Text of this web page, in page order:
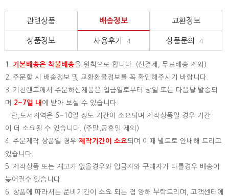
관련상품 배송정보 교환정보
상품정보 사용후기 4 상품문의 4
1. 기본배송은 착불배송을 원칙으로 합니다. (선결제, 무료배송 제외)
2. 주문할 시 배송정보 및 교환환불정보를 꼭 확인해주시기 바랍니다.
3. 키친랜드에서 주문하신제품은 입금일로부터 당일 또는 다음날 발송되
며
2~7일 내 에 받아 보실 수 있습니다.
단,도서지역은 6~10일 정도 기간이 소요되며 제작상품일 경우 기간
이 더 소요될 수 있습니다. (주말,공휴일 제외)
4. 주문제작 상품일 경우 제작기간이 소요되며 이때 별도로 안내해 드리고
있습니다.
5. 제작상품 또는 재고가 없을경우와 입금자와 구매자가 다를경우 배송이
늦어질수 있습니다.
6. 상품에 따라서는 준비기간이 소요 되는 점 양해 부탁드리며, 고객센터에